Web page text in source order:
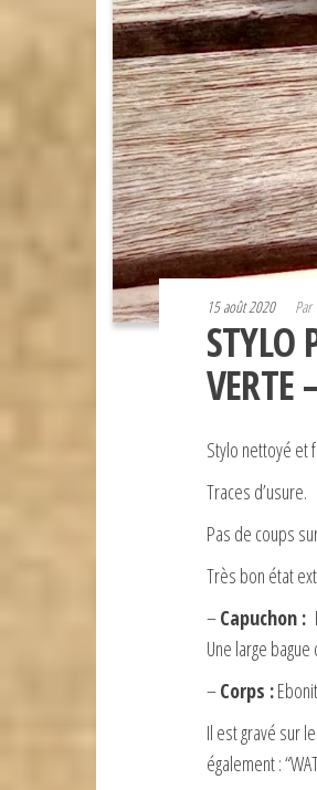
15 août 2020 Par
STYLO
VERTE
Stylo nettoyé et
Traces d’usure.
Pas de coups
Très bon état
–Capuchon :
Une large
–Corps :
Il est gravé sur le
également :